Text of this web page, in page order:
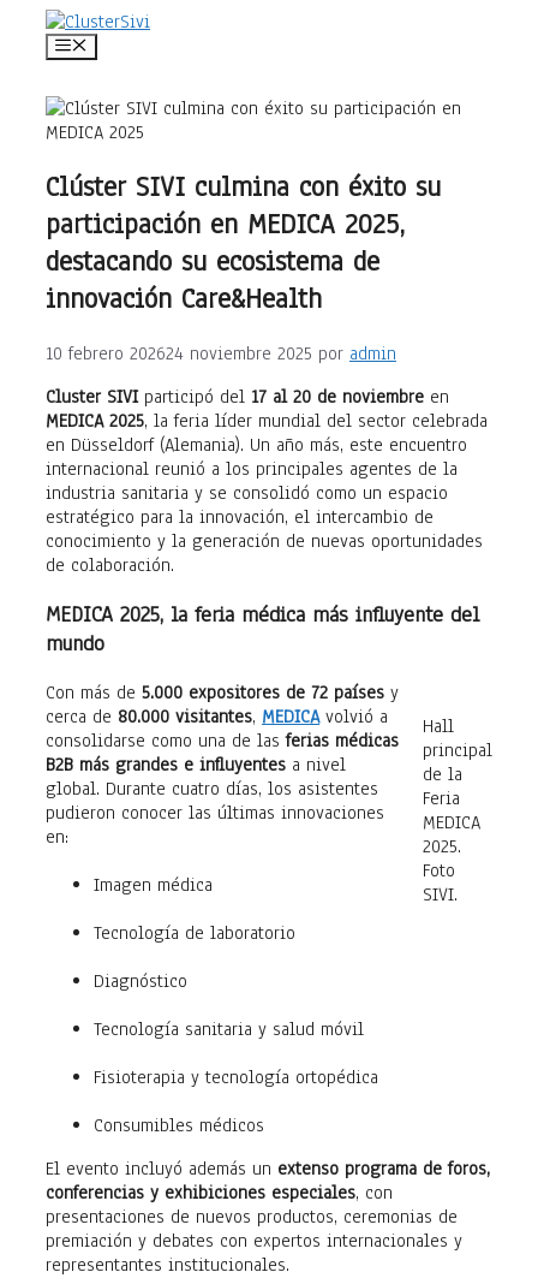
Saltar
Menú
Clúster SIVI culmina con éxito su
participación en MEDICA 2025,
destacando su ecosistema de
innovación Care&Health
10 febrero 202624 noviembre 2025 por admin
Cluster SIVIparticipó del 17 al 20 de noviembre en
MEDICA 2025, la feria líder mundial del sector celebrada
en Düsseldorf (Alemania). Un año más, este encuentro
internacional reunió a los principales agentes de la
industria sanitaria y se consolidó como un espacio
estratégico para la innovación, el intercambio de
conocimiento y la generación de nuevas oportunidades
de colaboración.
MEDICA 2025, la feria médica más influyente del
mundo
Hall
principal
de la
Feria
MEDICA
2025.
Foto
SIVI.
Con más de 5.000 expositores de 72 países y
cerca de 80.000 visitantes, MEDICAvolvió a
consolidarse como una de lasferias médicas
B2B más grandes e influyentes a nivel
global. Durante cuatro días, los asistentes
pudieron conocer las últimas innovaciones
en:
Imagen médica
Tecnología de laboratorio
Diagnóstico
Tecnología sanitaria y salud móvil
Fisioterapia y tecnología ortopédica
Consumibles médicos
El evento incluyó además un extenso programa de foros,
conferencias y exhibiciones especiales, con
presentaciones de nuevos productos, ceremonias de
premiación y debates con expertos internacionales y
representantes institucionales.